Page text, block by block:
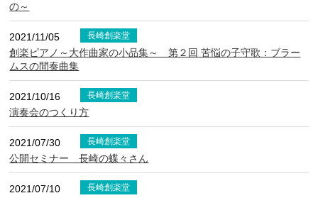
の～
2021/11/05 長崎創楽堂
創楽ピアノ～大作曲家の小品集～ 第２回 苦悩の子守歌：ブラー
ムスの間奏曲集
2021/10/16 長崎創楽堂
演奏会のつくり方
2021/07/30 長崎創楽堂
公開セミナー 長崎の蝶々さん
2021/07/10 長崎創楽堂